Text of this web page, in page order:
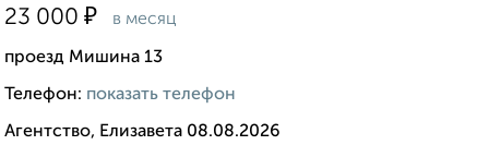
23 000 ₽ в месяц
проезд Мишина 13
Телефон: показать телефон
Агентство, Елизавета 08.08.2026